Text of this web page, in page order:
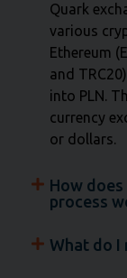
Quark
various
Ethereum
and
into PLN.
currency
or dollars.
How
process
What do I